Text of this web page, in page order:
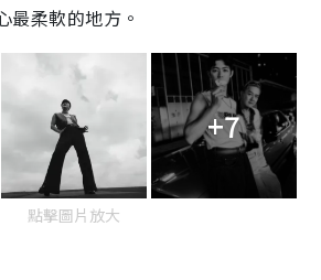
最柔軟的地方。
+7
點擊圖片放大